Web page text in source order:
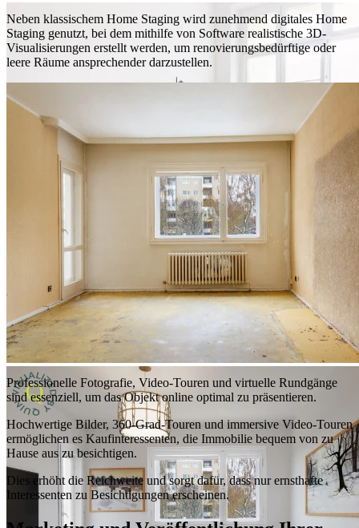
Neben klassischem Home Staging wird zunehmend digitales Home
Staging genutzt, bei dem mithilfe von Software realistische 3D-
Visualisierungen erstellt werden, um renovierungsbedürftige oder
leere Räume ansprechender darzustellen.
Professionelle Fotografie, Video-Touren und virtuelle Rundgänge
sind essenziell, um das Objekt online optimal zu präsentieren.
Hochwertige Bilder, 360-Grad-Touren und immersive Video-Touren
ermöglichen es Kaufinteressenten, die Immobilie bequem von zu
Hause aus zu besichtigen.
Dies erhöht die Reichweite und sorgt dafür, dass nur ernsthafte
Interessenten zu Besichtigungen erscheinen.